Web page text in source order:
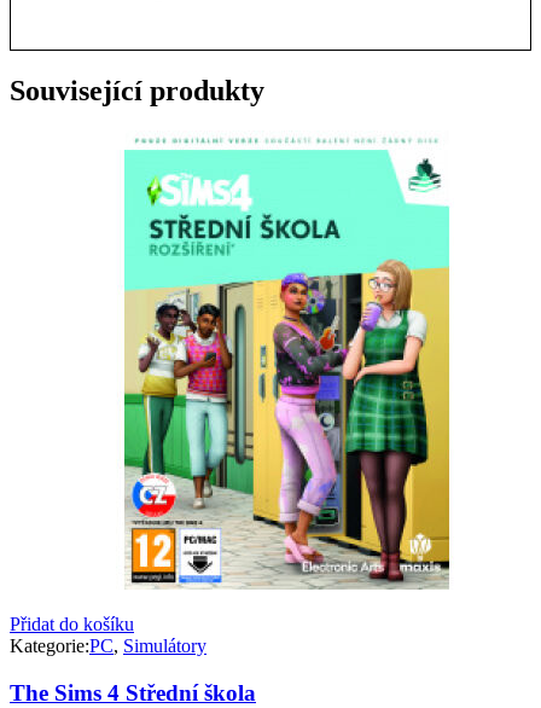
Související produkty
Přidat do košíku
Kategorie:PC, Simulátory
The Sims 4 Střední škola